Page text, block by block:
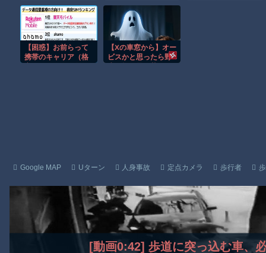
【動画】ロシア軍のドローンをネット発射装置で撃墜するウクラ
【動画】逃げる判断はやっ！埼玉でスマホ運転のプリウスに当て
渡邊渚さん「私がPTSDと診断された当時、世間はまだPTSDと
【困惑】お前らって
携帯のキャリア（格
【Xの車窓から】オー
ビスかと思ったら野
Google MAP Uターン 人身事故 定点カメラ 歩行者
[動画0:42] 歩道に突っ込む車、